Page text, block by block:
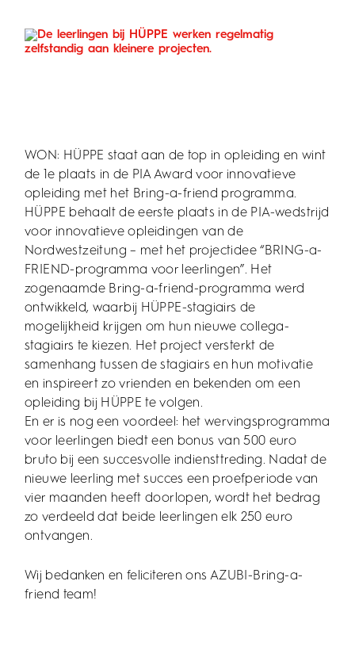
WON: HÜPPE staat aan de top in opleiding en wint
de 1e plaats in de PIA Award voor innovatieve
opleiding met het Bring-a-friend programma.
HÜPPE behaalt de eerste plaats in de PIA-wedstrijd
voor innovatieve opleidingen van de
Nordwestzeitung – met het projectidee “BRING-a-
FRIEND-programma voor leerlingen”. Het
zogenaamde Bring-a-friend-programma werd
ontwikkeld, waarbij HÜPPE-stagiairs de
mogelijkheid krijgen om hun nieuwe collega-
stagiairs te kiezen. Het project versterkt de
samenhang tussen de stagiairs en hun motivatie
en inspireert zo vrienden en bekenden om een
opleiding bij HÜPPE te volgen.
En er is nog een voordeel: het wervingsprogramma
voor leerlingen biedt een bonus van 500 euro
bruto bij een succesvolle indiensttreding. Nadat de
nieuwe leerling met succes een proefperiode van
vier maanden heeft doorlopen, wordt het bedrag
zo verdeeld dat beide leerlingen elk 250 euro
ontvangen.
Wij bedanken en feliciteren ons AZUBI-Bring-a-
friend team!